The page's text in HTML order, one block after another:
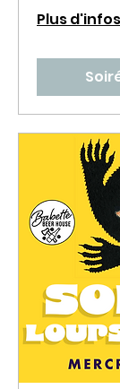
Plus d'infos